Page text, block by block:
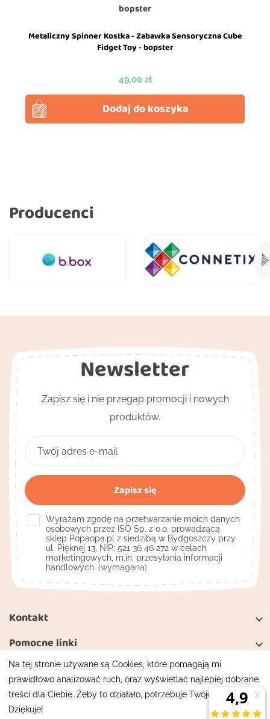
bopster
Metaliczny Spinner Kostka - Zabawka Sensoryczna Cube
Fidget Toy - bopster
Cena
49,00 zł
Dodaj do koszyka
Producenci
Kontakt 
Pomocne linki 
Moje konto
Newsletter
Zapisz się i nie przegap promocji i nowych
produktów.
Wyrażam zgodę na przetwarzanie moich danych
osobowych przez ISO Sp. z o.o. prowadzącą
sklep Popaopa.pl z siedzibą w Bydgoszczy przy
ul. Pięknej 13, NIP: 521 36 46 272 w celach
marketingowych, m.in. przesyłania informacji
handlowych. (wymagana)
Mapa strony
Na tej stronie używane są Cookies, które pomagają mi
prawidłowo analizować ruch, oraz wyświetlać najlepiej dobrane
treści dla Ciebie. Żeby to działało, potrzebuje Twojej zgody.
Dziękuje!